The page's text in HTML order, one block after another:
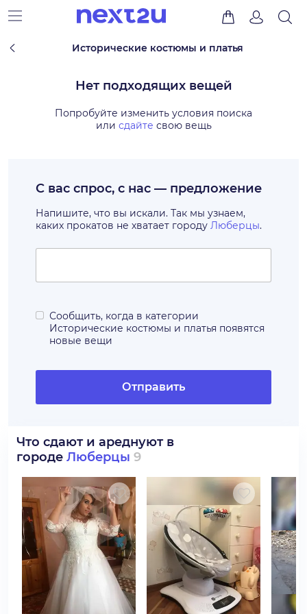
Исторические костюмы и платья
Нет подходящих вещей
Попробуйте изменить условия поиска
или сдайте свою вещь
С вас спрос, с нас — предложение
Напишите, что вы искали. Так мы узнаем,
каких прокатов не хватает городу Люберцы.
Сообщить, когда в категории
Исторические костюмы и платья появятся
новые вещи
Отправить
Что сдают и ареднуют в
городе Люберцы 9